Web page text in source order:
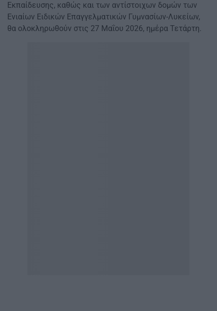
Εκπαίδευσης, καθώς και των αντίστοιχων δομών των
Ενιαίων Ειδικών Επαγγελματικών Γυμνασίων-Λυκείων,
θα ολοκληρωθούν στις 27 Μαΐου 2026, ημέρα Τετάρτη.